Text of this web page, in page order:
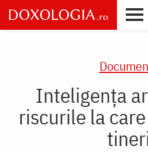
Skip
to
main
Inteligența
riscurile la